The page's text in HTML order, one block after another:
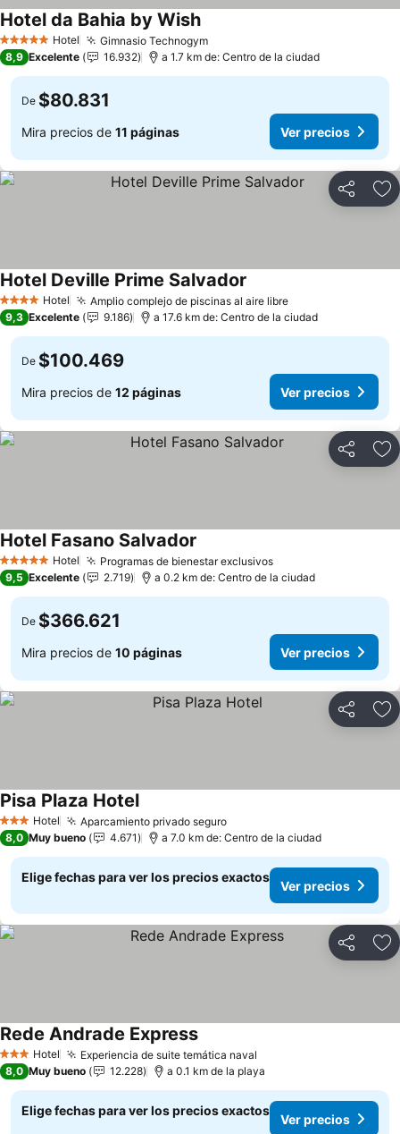
5 Estrellas Hotel Gimnasio Technogym
Hotel da Bahia by Wish
8,9 Excelente 16.932 a 1.7 km de: Centro de la ciudad
De $80.831
Mira precios de 11 páginas Ver precios
Compartir
4 EstrellasHotel Amplio complejo de piscinas al aire libre
Hotel Deville Prime Salvador
9,3 Excelente 9.186 a 17.6 km de: Centro de la ciudad
De $100.469
Mira precios de 12 páginas Ver precios
Compartir
5 Estrellas Hotel Programas de bienestar exclusivos
Hotel Fasano Salvador
9,5 Excelente 2.719 a 0.2 km de: Centro de la ciudad
De $366.621
Mira precios de 10 páginas Ver precios
Compartir
3 Estrellas
Hotel Aparcamiento privado seguro
Pisa Plaza Hotel
8,0 Muy bueno 4.671 a 7.0 km de: Centro de la ciudad
Elige fechas para ver los precios exactos
Ver precios
Compartir
3 Estrellas
Hotel Experiencia de suite temática naval
Rede Andrade Express
8,0 Muy bueno 12.228 a 0.1 km de la playa
Elige fechas para ver los precios exactos
Ver precios